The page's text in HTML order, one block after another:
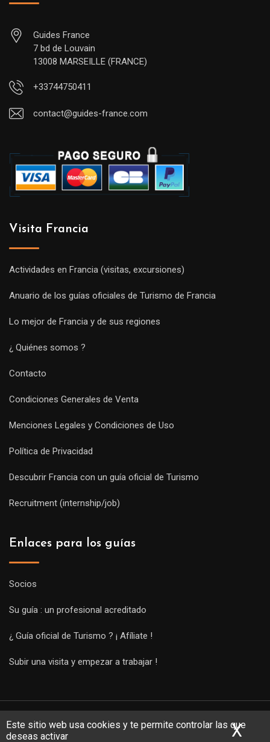
Este sitio web usa cookies y te permite controlar las que
deseas activar
X
Guides France
7 bd de Louvain
13008 MARSEILLE (FRANCE)
+33744750411
contact@guides-france.com
Visita Francia
Actividades en Francia (visitas, excursiones)
Anuario de los guías oficiales de Turismo de Francia
Lo mejor de Francia y de sus regiones
¿ Quiénes somos ?
Contacto
Condiciones Generales de Venta
Menciones Legales y Condiciones de Uso
Política de Privacidad
Descubrir Francia con un guía oficial de Turismo
Recruitment (internship/job)
Enlaces para los guías
Socios
Su guía : un profesional acreditado
¿ Guía oficial de Turismo ? ¡ Afíliate !
Subir una visita y empezar a trabajar !